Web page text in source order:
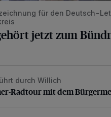
für den Deutsch-
jetzt zum
Radtour mit dem
durch Willich
Radtour mit dem